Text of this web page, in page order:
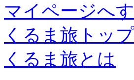
マイページへ
くるま旅トップ
くるま旅とは